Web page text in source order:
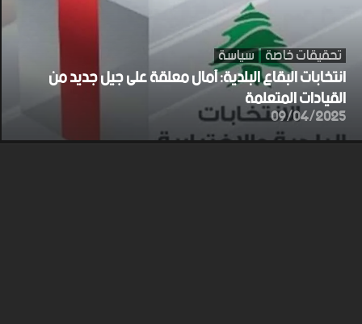
تحقيقات خاصة سياسة
انتخابات البقاع البلدية: آمال معلقة على جيل جديد من
القيادات المتعلمة
09/04/2025